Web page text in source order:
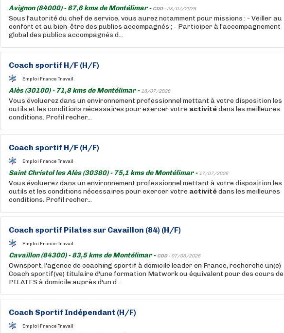
Avignon (84000) - 67,6 kms de Montélimar - CDD - 28/07/2026
Sous l'autorité du chef de service, vous aurez notamment pour missions : - Veiller au
confort et au bien-être des publics accompagnés ; - Participer à l'accompagnement
global des publics accompagnés d...
Coach sportif H/F (H/F)
Emploi France Travail
Alès (30100) - 71,8 kms de Montélimar - 18/07/2026
Vous évoluerez dans un environnement professionnel mettant à votre disposition les
outils et les conditions nécessaires pour exercer votre activitédans les meilleures
conditions. Profil recher...
Coach sportif H/F (H/F)
Emploi France Travail
Saint Christol les Alès (30380) - 75,1 kms de Montélimar - 17/07/2026
Vous évoluerez dans un environnement professionnel mettant à votre disposition les
outils et les conditions nécessaires pour exercer votre activitédans les meilleures
conditions. Profil recher...
Coach sportif Pilates sur Cavaillon (84) (H/F)
Emploi France Travail
Cavaillon (84300) - 83,5 kms de Montélimar - CDD - 07/08/2026
Ownsport, l'agence de coaching sportif à domicile leader en France, recherche un(e)
Coach sportif(ve) titulaire d'une formation Matwork ou équivalent pour des cours de
PILATES à domicile auprès d'un d...
Coach Sportif Indépendant (H/F)
Emploi France Travail